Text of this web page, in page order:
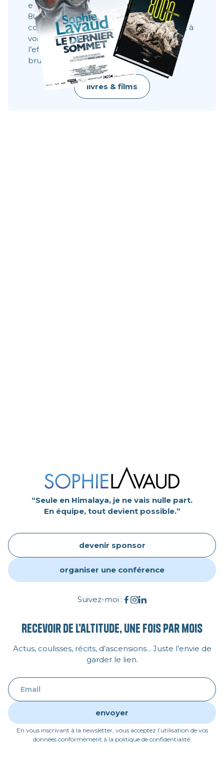
envie : partager ce que l’on ne voit pas à
8000 mètres. Ces récits montrent les
coulisses, les visages, les choix. Ils donnent à
voir ce qu’une image ne dit pas toujours :
l’effort, le doute, la résilience, la beauté
brute.
livres & films
“Seule en Himalaya, je ne vais nulle part.
En équipe, tout devient possible.”
devenir sponsor
organiser une conférence
Suivez-moi :
Recevoir de l’altitude, une fois par mois
Actus, coulisses, récits, d’ascensions... Juste l’envie de
garder le lien.
En vous inscrivant à la newsletter, vous acceptez l’utilisation de vos
données conformément à la politique de confidentialité.